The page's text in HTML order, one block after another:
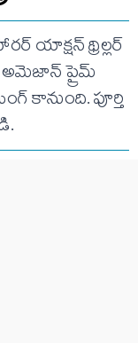
యాక్షన్ థ్రిల్లర్
అమెజాన్ ప్రైమ్
కానుంది. పూర్తి